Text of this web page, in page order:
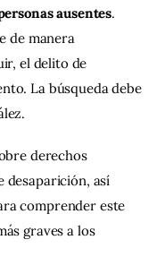
ausentes.
de manera
el delito de
La búsqueda debe
derechos
desaparición, así
comprender este
graves a los